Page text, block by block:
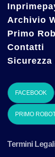
Archivio
Primo
Contatti
FACEBOOK
PRIMO
Termini Legali